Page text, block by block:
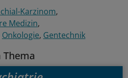
Karzinom
Medizin
Onkologie Gentechnik